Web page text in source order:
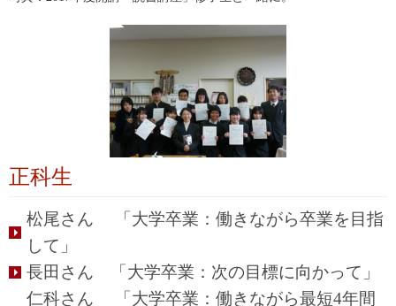
正科生
松尾さん 「大学卒業：働きながら卒業を目指
して」
長田さん 「大学卒業：次の目標に向かって」
仁科さん 「大学卒業：働きながら最短4年間